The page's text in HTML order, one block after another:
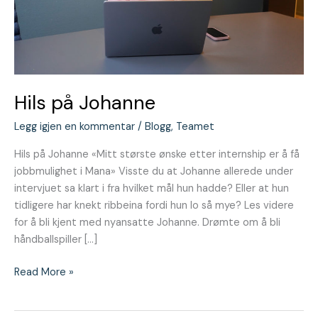
Hils på Johanne
Legg igjen en kommentar / Blogg, Teamet
Hils på Johanne «Mitt største ønske etter internship er å få
jobbmulighet i Mana» Visste du at Johanne allerede under
intervjuet sa klart i fra hvilket mål hun hadde? Eller at hun
tidligere har knekt ribbeina fordi hun lo så mye? Les videre
for å bli kjent med nyansatte Johanne. Drømte om å bli
håndballspiller […]
Read More »